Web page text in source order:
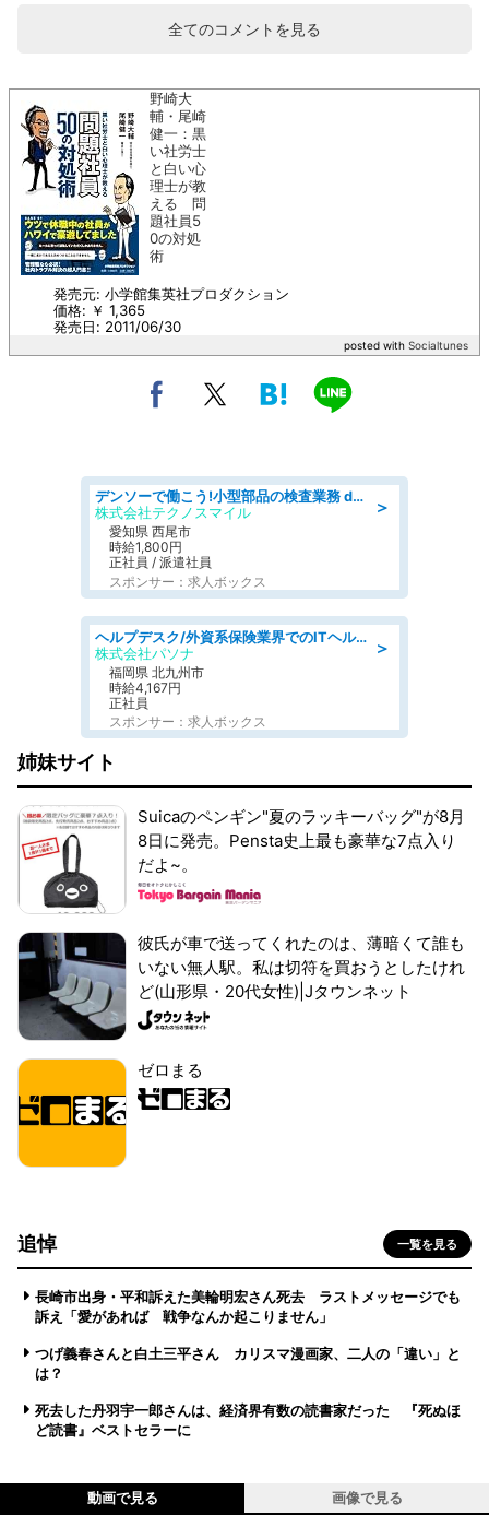
全てのコメントを見る
野崎大
輔・尾崎
健一：黒
い社労士
と白い心
理士が教
える 問
題社員5
0の対処
術
発売元: 小学館集英社プロダクション
価格: ￥ 1,365
発売日: 2011/06/30
posted with Socialtunes
＞
デンソーで働こう!小型部品の検査業務 denso aichi
株式会社テクノスマイル
愛知県 西尾市
時給1,800円
正社員 / 派遣社員
スポンサー：求人ボックス
＞
ヘルプデスク/外資系保険業界でのITヘルプデスク業務/駅近/即日勤務可/ヘルプデスク
株式会社パソナ
福岡県 北九州市
時給4,167円
正社員
スポンサー：求人ボックス
姉妹サイト
Suicaのペンギン"夏のラッキーバッグ"が8月
8日に発売。Pensta史上最も豪華な7点入り
だよ~。
彼氏が車で送ってくれたのは、薄暗くて誰も
いない無人駅。私は切符を買おうとしたけれ
ど(山形県・20代女性)|Jタウンネット
ゼロまる
追悼 一覧を見る
長崎市出身・平和訴えた美輪明宏さん死去 ラストメッセージでも
訴え「愛があれば 戦争なんか起こりません」
つげ義春さんと白土三平さん カリスマ漫画家、二人の「違い」と
は？
死去した丹羽宇一郎さんは、経済界有数の読書家だった 『死ぬほ
ど読書』ベストセラーに
動画で見る 画像で見る